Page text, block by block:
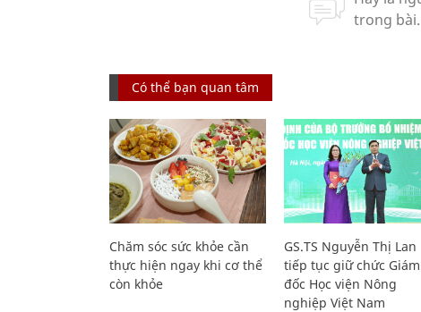
Có thể bạn quan tâm
Chăm sóc sức khỏe cần
thực hiện ngay khi cơ thể
còn khỏe
GS.TS Nguyễn Thị Lan
tiếp tục giữ chức Giám
đốc Học viện Nông
nghiệp Việt Nam